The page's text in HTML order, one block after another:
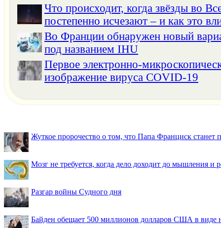
Что происходит, когда звёзды во
постепенно исчезают – и как это
Во Франции обнаружен новый
под названием IHU
Первое электронно-
изображение вируса COVID-19
Жуткое пророчество о том, что Папа Франциск
Мозг не требуется, когда дело доходит до мышления и
Разгар войны Судного дня
Байден обещает 500 миллионов долларов США в